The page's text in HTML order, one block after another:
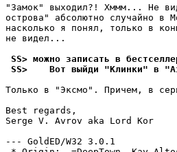
"Замок" выходил?! Хммм... Не
острова" абсолютно случайно
насколько я понял, только в
не видел...
SS> можно записать в
SS>    Вот выйди "Клинки" в
Только в "Эксмо". Причем, в
Best regards,
Serge V. Avrov aka Lord Kor
--- GoldED/W32 3.0.1